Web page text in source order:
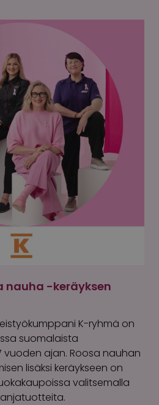
nauha -keräyksen
K-ryhmä on
suomalaista
vuoden ajan. Roosa nauhan
lisäksi keräykseen on
valitsemalla